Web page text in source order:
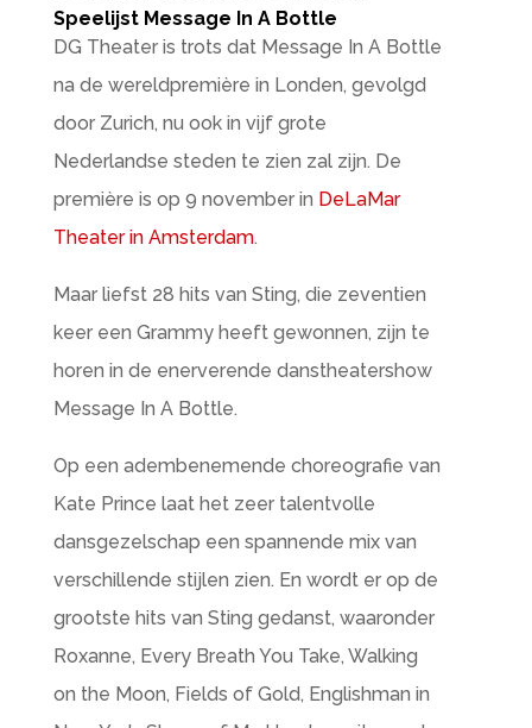
Speelijst Message In A Bottle
DG Theater is trots dat Message In A Bottle
na de wereldpremière in Londen, gevolgd
door Zurich, nu ook in vijf grote
Nederlandse steden te zien zal zijn. De
première is op 9 november in DeLaMar
Theater in Amsterdam.
Maar liefst 28 hits van Sting, die zeventien
keer een Grammy heeft gewonnen, zijn te
horen in de enerverende danstheatershow
Message In A Bottle.
Op een adembenemende choreografie van
Kate Prince laat het zeer talentvolle
dansgezelschap een spannende mix van
verschillende stijlen zien. En wordt er op de
grootste hits van Sting gedanst, waaronder
Roxanne, Every Breath You Take, Walking
on the Moon, Fields of Gold, Englishman in